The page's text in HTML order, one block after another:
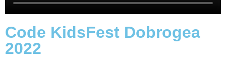
Code KidsFest Dobrogea
2022